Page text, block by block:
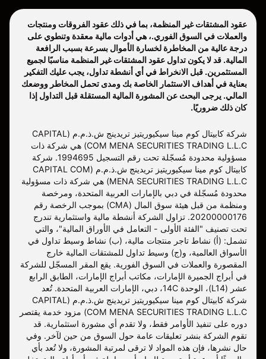
عقود المشتقات غير المنظمة، بما في ذلك عقود الفروقات ومنتجات
والعملات في السوق الفوري.، هي أدوات مالية معقدة وتنطوي على
درجة عالية من المخاطرة لخسارة الأموال بسرعة بسبب الرافعة
المالية. قد لا يكون تداول عقود المشتقات غير المنظمة مناسبًا لجميع
المستثمرين. قبل الانخراط في أي أنشطة تداول، يجب عليك التفكير
بعناية في أهداف الاستثمار الخاصة بك ومدى تحمل المخاطر ووضعك
المالي. يرجى البحث عن المشورة المالية المستقلة قبل التداول إذا
كان ذلك ضروريًا.
شركة كابيتال كوم مينا سيكيوريتيز تريدينج ش.ذ.م.م (CAPITAL
COM MENA SECURITIES TRADING L.L.C) هي شركة ذات
مسؤولية محدودة مُسجّلة تحت رقم التسجيل 1994695. شركة
كابيتال كوم مينا سيكيوريتيز تريدينج ش.ذ.م.م (CAPITAL COM
MENA SECURITIES TRADING L.L.C) هي شركة ذات مسؤولية
محدودة مُسجّلة في دبي بالإمارات العربية المتحدة، ومرخصة
ومنظمة من قبل هيئة سوق المال (CMA) بموجب الرخصة رقم
20200000176. تزاول الشركة أنشطة مالية واستثمارية تندرج
تحت تصنيف "الفئة الأولى - التعامل في الأوراق المالية"، والتي
تشمل: (أ) نشاط تاجر منتجات مالية، (ب) نشاط وسيط تداول في
الأسواق العالمية، و(ج) وسيط تداول للمشتقات المالية خارج
المقصورة والعملات في السوق الفورية. يقع المقر المسجّل للشركة
في أبراج الجميرة الإمارات، مكاتب أبراج الإمارات، الطابق الرابع
عشر (L14)، الوحدة 14C، دبي، الإمارات العربية المتحدة. تُعد
شركة كابيتال كوم مينا سيكيوريتيز تريدينج ش.ذ.م.م (CAPITAL
COM MENA SECURITIES TRADING L.L.C) مزود خدمة يقتصر
دوره على تنفيذ الأوامر فقط، ولا تقدم أي مشورة استثمارية. قد
تقوم الشركة بنشر تعليقات عامة حول السوق من حين لآخر. وفي
حال نشرها، فإن هذه المواد لا ترقى لمرتبة المشورة، ولا تُعد بأي